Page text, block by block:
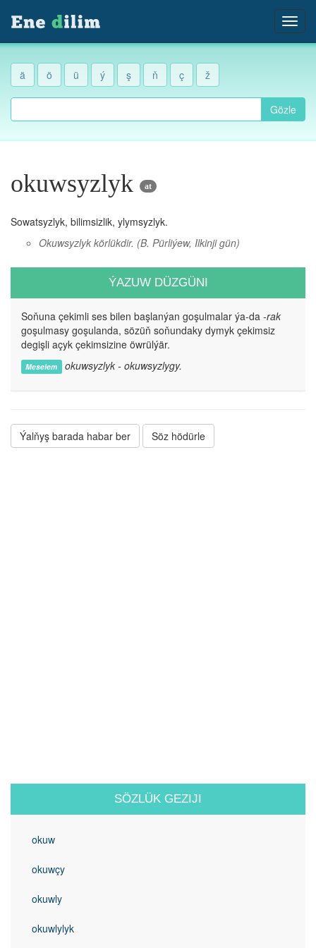
ä ö ü ý ş ň ç ž
Gözle
okuwsyzlyk at
Sowatsyzlyk, bilimsizlik, ylymsyzlyk.
Okuwsyzlyk körlükdir. (B. Pürliýew, Ilkinji gün)
ÝAZUW DÜZGÜNI
Soňuna çekimli ses bilen başlanýan goşulmalar ýa-da -rak
goşulmasy goşulanda, sözüň soňundaky dymyk çekimsiz
degişli açyk çekimsizine öwrülýär.
Meselem okuwsyzlyk - okuwsyzlygy.
Ýalňyş barada habar ber Söz hödürle
SÖZLÜK GEZIJI
okuw
okuwçy
okuwly
okuwlylyk